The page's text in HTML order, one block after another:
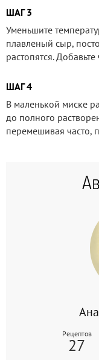
ШАГ 3
Уменьшите
плавленый сыр,
растопятся.
ШАГ 4
В маленькой миске
до полного
перемешивая часто,
Рецептов
27